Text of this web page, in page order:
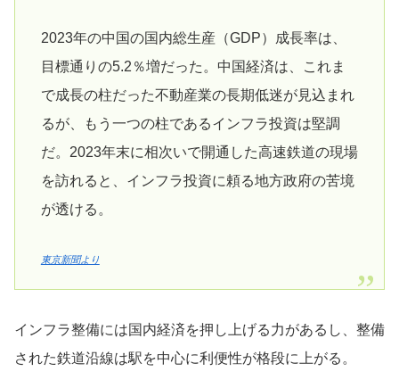
2023年の中国の国内総生産（GDP）成長率は、
目標通りの5.2％増だった。中国経済は、これま
で成長の柱だった不動産業の長期低迷が見込まれ
るが、もう一つの柱であるインフラ投資は堅調
だ。2023年末に相次いで開通した高速鉄道の現場
を訪れると、インフラ投資に頼る地方政府の苦境
が透ける。
東京新聞より
インフラ整備には国内経済を押し上げる力があるし、整備
された鉄道沿線は駅を中心に利便性が格段に上がる。